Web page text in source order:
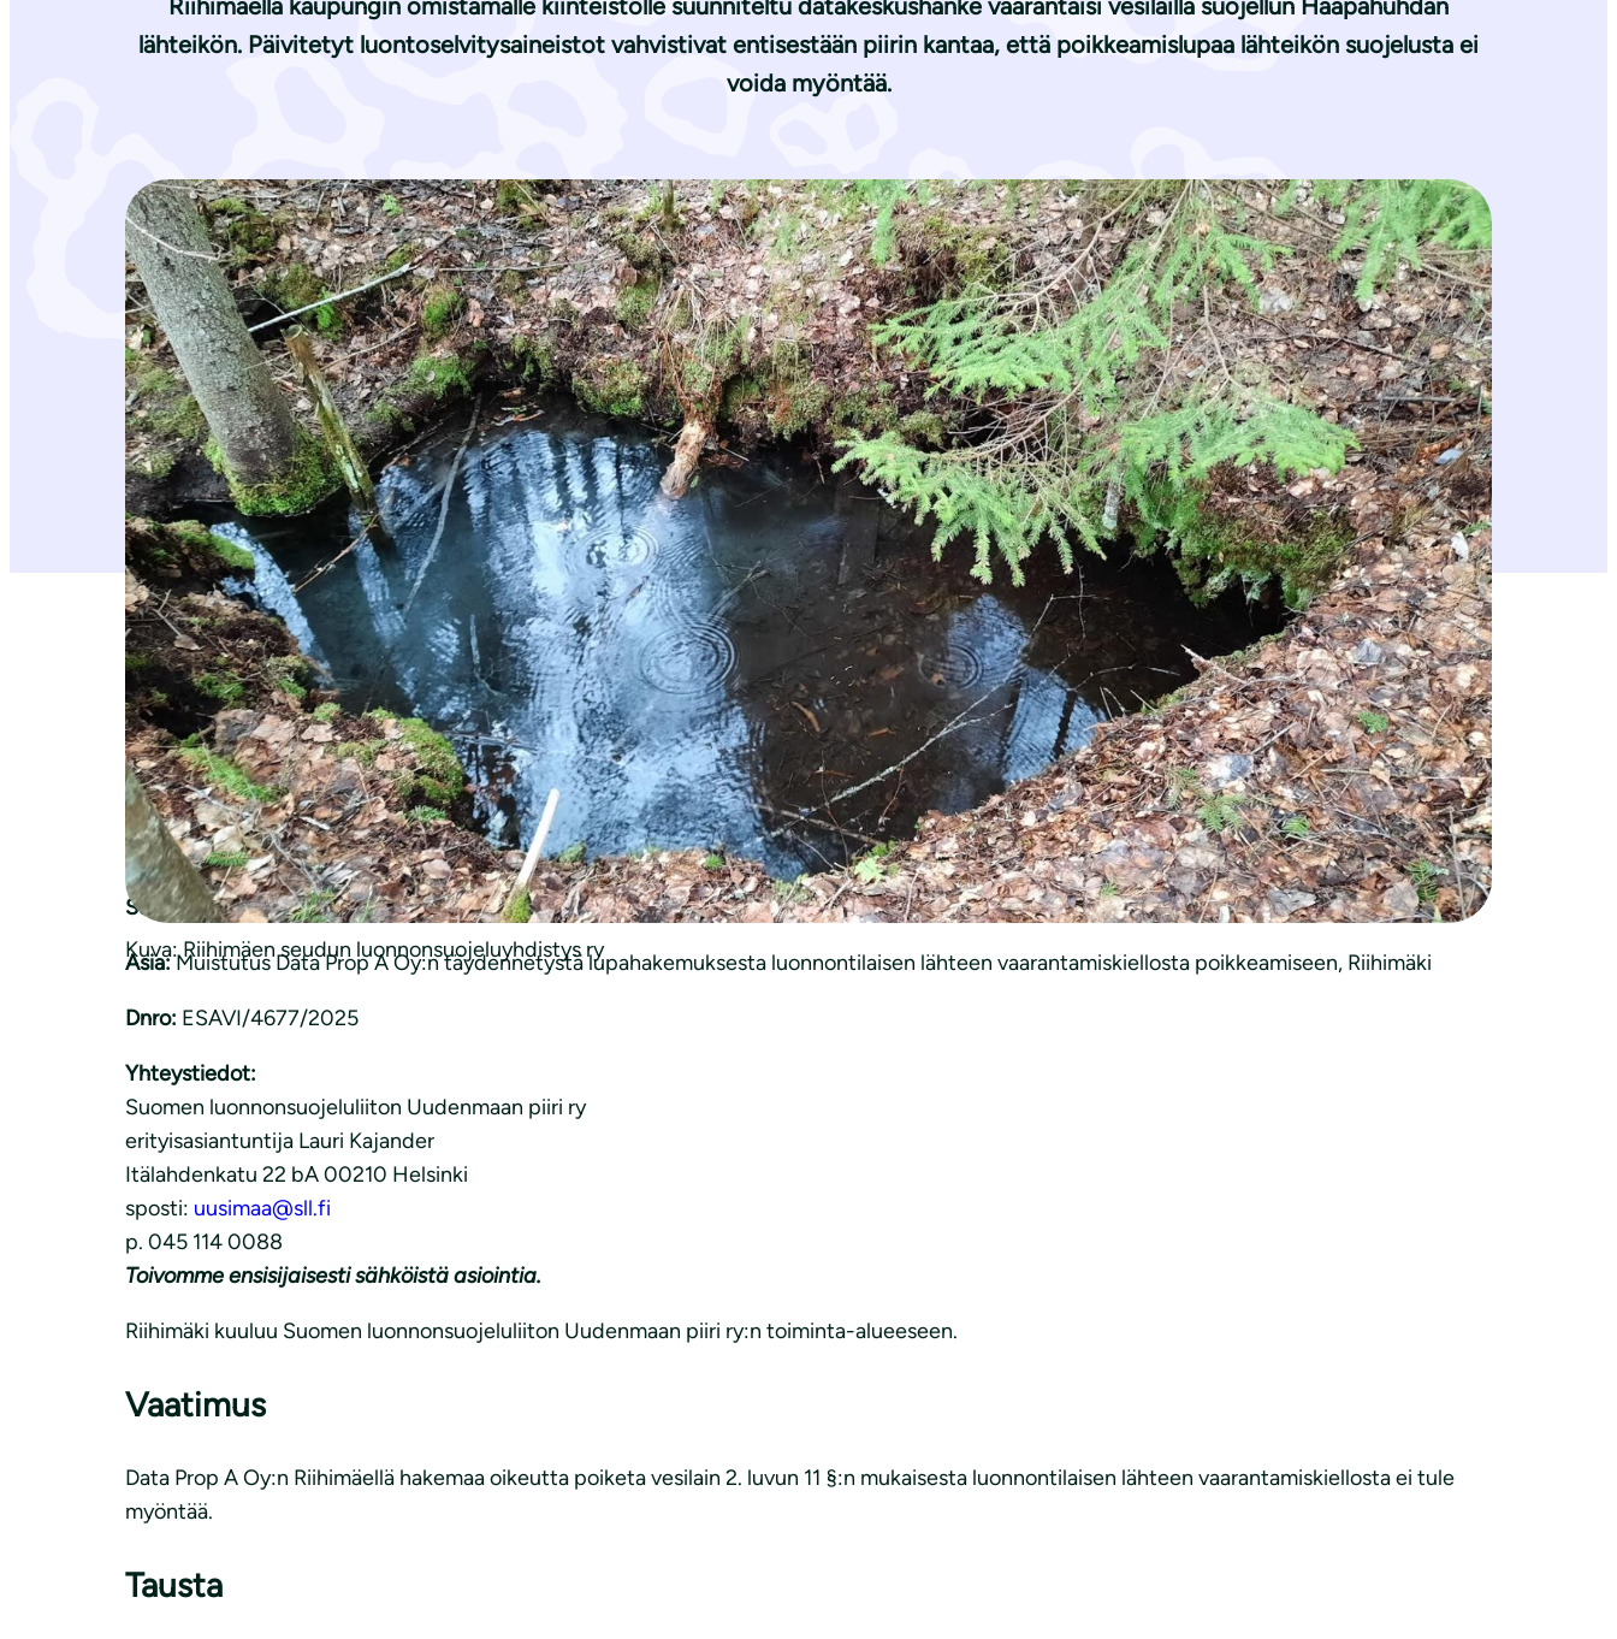
Riihimäellä kaupungin omistamalle kiinteistölle suunniteltu datakeskushanke vaarantaisi vesilailla suojellun Haapahuhdan
lähteikön. Päivitetyt luontoselvitysaineistot vahvistivat entisestään piirin kantaa, että poikkeamislupaa lähteikön suojelusta ei
voida myöntää.
Kuva: Riihimäen seudun luonnonsuojeluyhdistys ry
[Päivitys– YLE:n uutinen 30.3.2026:Datakeskusyhtiö vetäytyi suunnitelmista – Riihimäen luonnontilainen lähdealue säästyi]
[Piirin alkuperäinen muistutus 15.4.2025 löytyytäältä.]
MUISTUTUS 10.11.2025
Etelä-Suomen aluehallintovirasto, Ympäristöluvat
Suomen luonnonsuojeluliiton Uudenmaan piiri ry
Asia:Muistutus Data Prop A Oy:n täydennetystä lupahakemuksesta luonnontilaisen lähteen vaarantamiskiellosta poikkeamiseen, Riihimäki
Dnro: ESAVI/4677/2025
Yhteystiedot:
Suomen luonnonsuojeluliiton Uudenmaan piiri ry
erityisasiantuntija Lauri Kajander
Itälahdenkatu 22 bA 00210 Helsinki
sposti: uusimaa@sll.fi
p. 045 114 0088
Toivomme ensisijaisesti sähköistä asiointia.
Riihimäki kuuluu Suomen luonnonsuojeluliiton Uudenmaan piiri ry:n toiminta-alueeseen.
Vaatimus
Data Prop A Oy:n Riihimäellä hakemaa oikeutta poiketa vesilain 2. luvun 11 §:n mukaisesta luonnontilaisen lähteen vaarantamiskiellosta ei tule
myöntää.
Tausta